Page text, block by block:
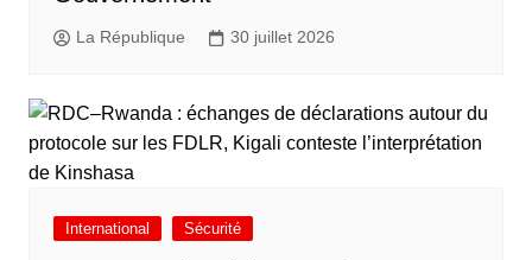
La République 30 juillet 2026
International Sécurité